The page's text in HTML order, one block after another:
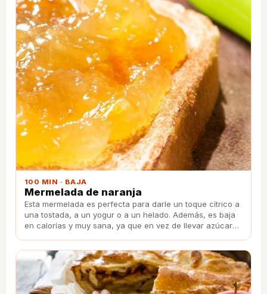
100 MIN · BAJA
Mermelada de naranja
Esta mermelada es perfecta para darle un toque cítrico a
una tostada, a un yogur o a un helado. Además, es baja
en calorías y muy sana, ya que en vez de llevar azúcar